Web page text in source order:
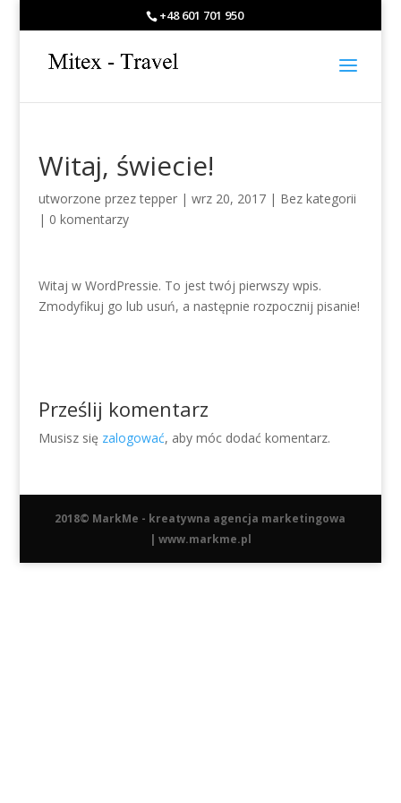
+48 601 701 950
Witaj, świecie!
utworzone przeztepper| wrz 20, 2017| Bez kategorii
| 0 komentarzy
Witaj w WordPressie. To jest twój pierwszy wpis.
Zmodyfikuj go lub usuń, a następnie rozpocznij pisanie!
Prześlij komentarz
Musisz się zalogować, aby móc dodać komentarz.
2018© MarkMe - kreatywna agencja marketingowa
| www.markme.pl